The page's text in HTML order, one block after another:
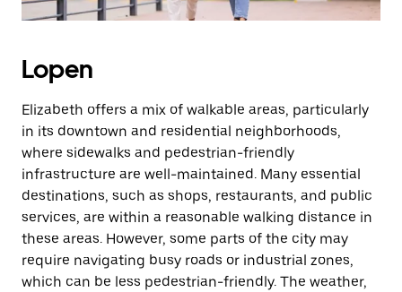
Lopen
Elizabeth offers a mix of walkable areas, particularly
in its downtown and residential neighborhoods,
where sidewalks and pedestrian-friendly
infrastructure are well-maintained. Many essential
destinations, such as shops, restaurants, and public
services, are within a reasonable walking distance in
these areas. However, some parts of the city may
require navigating busy roads or industrial zones,
which can be less pedestrian-friendly. The weather,